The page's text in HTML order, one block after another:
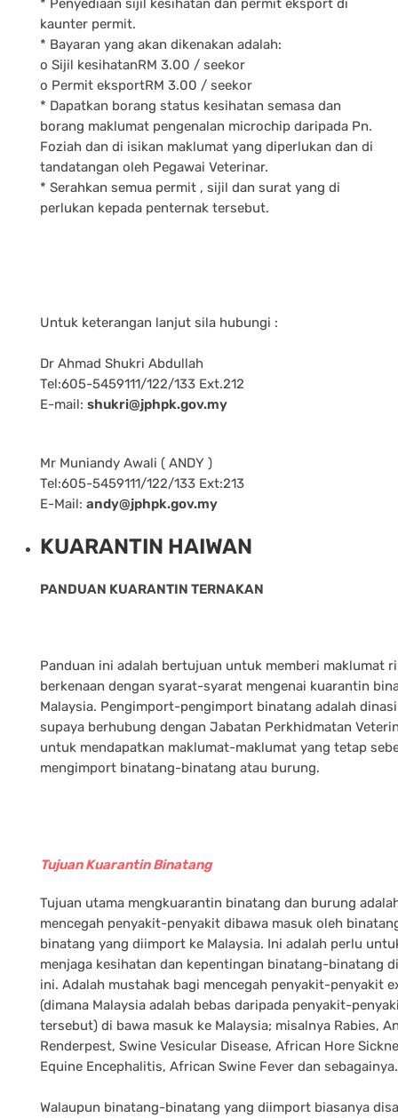
* Penyediaan sijil kesihatan dan permit eksport di
kaunter permit.
* Bayaran yang akan dikenakan adalah:
o Sijil kesihatanRM 3.00 / seekor
o Permit eksportRM 3.00 / seekor
* Dapatkan borang status kesihatan semasa dan
borang maklumat pengenalan microchip daripada Pn.
Foziah dan di isikan maklumat yang diperlukan dan di
tandatangan oleh Pegawai Veterinar.
* Serahkan semua permit , sijil dan surat yang di
perlukan kepada penternak tersebut.
Untuk keterangan lanjut sila hubungi :
Dr Ahmad Shukri Abdullah
Tel:605-5459111/122/133 Ext.212
E-mail: shukri@jphpk.gov.my
Mr Muniandy Awali ( ANDY )
Tel:605-5459111/122/133 Ext:213
E-Mail: andy@jphpk.gov.my
KUARANTIN HAIWAN
PANDUAN KUARANTIN TERNAKAN
Panduan ini adalah bertujuan untuk memberi maklumat
berkenaan dengan syarat-syarat mengenai kuarantin
Malaysia. Pengimport-pengimport binatang adalah
supaya berhubung dengan Jabatan Perkhidmatan
untuk mendapatkan maklumat-maklumat yang tetap
mengimport binatang-binatang atau burung.
Tujuan Kuarantin Binatang
Tujuan utama mengkuarantin binatang dan burung
mencegah penyakit-penyakit dibawa masuk oleh
binatang yang diimport ke Malaysia. Ini adalah perlu
menjaga kesihatan dan kepentingan binatang-binatang
ini. Adalah mustahak bagi mencegah penyakit-penyakit
(dimana Malaysia adalah bebas daripada penyakit-
tersebut) di bawa masuk ke Malaysia; misalnya Rabies,
Renderpest, Swine Vesicular Disease, African Hore
Equine Encephalitis, African Swine Fever dan sebagainya.
Walaupun binatang-binatang yang diimport biasanya